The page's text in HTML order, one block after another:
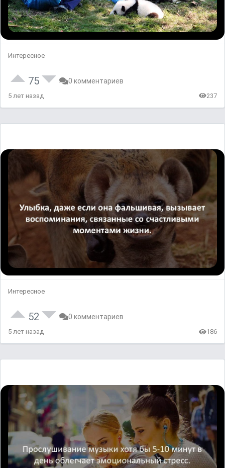
Интересное
75 0 комментариев
5 лет назад 237
Интересное
52 0 комментариев
5 лет назад 186